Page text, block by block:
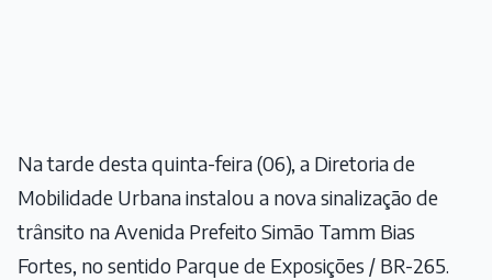
Na tarde desta quinta-feira (06), a Diretoria de
Mobilidade Urbana instalou a nova sinalização de
trânsito na Avenida Prefeito Simão Tamm Bias
Fortes, no sentido Parque de Exposições / BR-265.